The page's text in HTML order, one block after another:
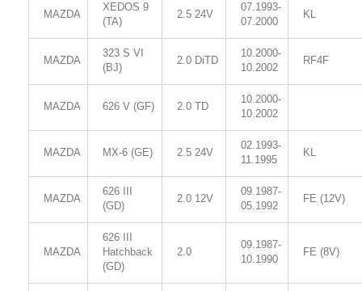
MAZDA
XEDOS 9
(TA)
2.5 24V
07.1993-
07.2000
KL
MAZDA
323 S VI
(BJ)
2.0 DiTD
10.2000-
10.2002
RF4F
MAZDA 626 V (GF) 2.0 TD
10.2000-
10.2002
MAZDA MX-6 (GE) 2.5 24V
02.1993-
11.1995
KL
MAZDA
626 III
(GD)
2.0 12V
09.1987-
05.1992
FE (12V)
MAZDA
626 III
Hatchback
(GD)
2.0
09.1987-
10.1990
FE (8V)